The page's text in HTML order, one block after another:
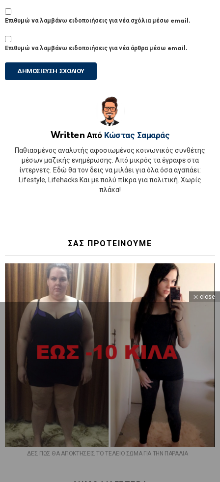
Επιθυμώ να λαμβάνω ειδοποιήσεις για νέα σχόλια μέσω email.
Επιθυμώ να λαμβάνω ειδοποιήσεις για νέα άρθρα μέσω email.
Written Από Κώστας Σαμαράς
Παθιασμένος αναλυτής αφοσιωμένος κοινωνικός συνθέτης
μέσων μαζικής ενημέρωσης. Από μικρός τα έγραφε στα
ίντερνετς. Εδώ θα τον δεις να μιλάει για όλα όσα αγαπάει:
Lifestyle, Lifehacks Και με πολύ πίκρα για πολιτική. Χωρίς
πλάκα!
ΣΑΣ ΠΡΟΤΕΙΝΟΥΜΕ
ΔΕΣ ΠΩΣ ΘΑ ΑΠΟΚΤΗΣΕΙΣ ΤΟ ΤΕΛΕΙΟ ΣΩΜΑ ΓΙΑ ΤΗΝ ΠΑΡΑΛΙΑ
close